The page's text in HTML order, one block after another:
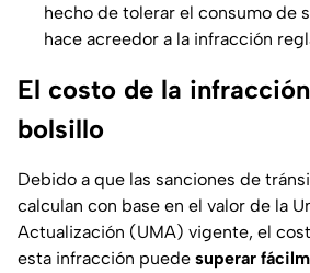
hecho de tolerar el consumo de
hace acreedor a la infracción
El costo de la
bolsillo
Debido a que las sanciones de
calculan con base en el valor de la
Actualización (UMA) vigente, el
esta infracción puede superar